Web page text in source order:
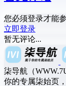
您必须登录才能
立即登录
暂无评论...
柒导航（
你的专属柒始页